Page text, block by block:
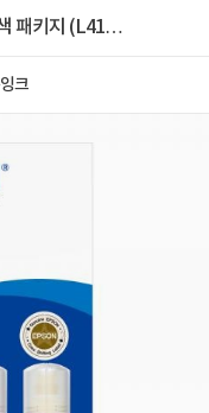
패키지 (L4150/
크